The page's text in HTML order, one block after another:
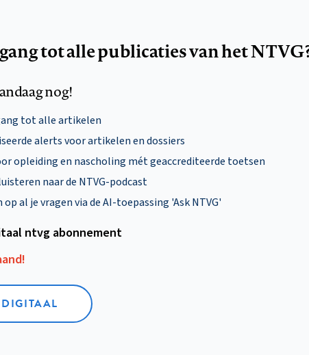
tot alle publicaties van het
nog!
tot alle artikelen
alerts voor artikelen en dossiers
opleiding en nascholing mét geaccrediteerde toetsen
naar de NTVG-podcast
al je vragen via de AI-toepassing 'Ask NTVG'
ntvg abonnement